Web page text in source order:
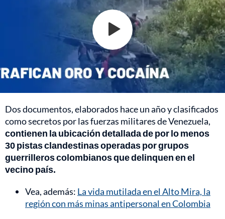
Dos documentos, elaborados hace un año y clasificados
como secretos por las fuerzas militares de Venezuela,
contienen la ubicación detallada de por lo menos
30 pistas clandestinas operadas por grupos
guerrilleros colombianos que delinquen en el
vecino país.
Vea, además: La vida mutilada en el Alto Mira, la
región con más minas antipersonal en Colombia